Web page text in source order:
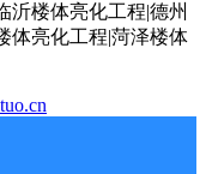
沂楼体亮化工程|德州
体亮化工程|菏泽楼体